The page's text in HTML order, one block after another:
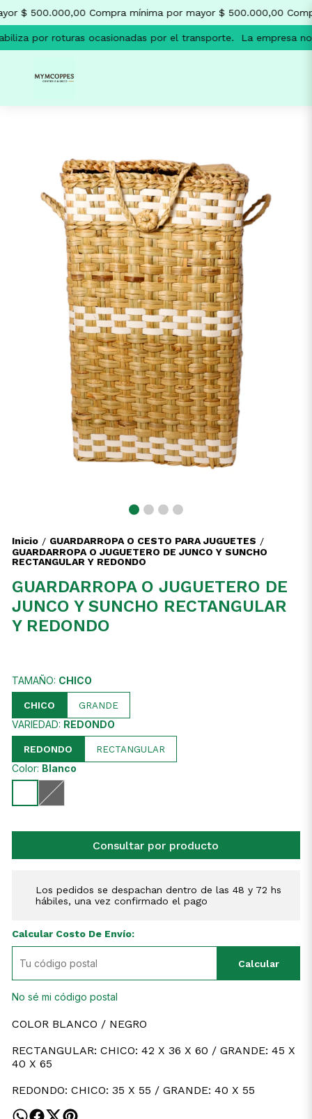
$ 500.000,00 Compra mínima por mayor $ 500.000,00
por roturas ocasionadas por el transporte. La empresa
Inicio / GUARDARROPA O CESTO PARA JUGUETES /
GUARDARROPA O JUGUETERO DE JUNCO Y SUNCHO
RECTANGULAR Y REDONDO
GUARDARROPA O JUGUETERO DE
JUNCO Y SUNCHO RECTANGULAR
Y REDONDO
TAMAÑO: CHICO
CHICO GRANDE
VARIEDAD: REDONDO
REDONDO RECTANGULAR
Color: Blanco
Consultar por producto
Los pedidos se despachan dentro de las 48 y 72 hs
hábiles, una vez confirmado el pago
Calcular Costo De Envío:
Calcular
No sé mi código postal
COLOR BLANCO / NEGRO
RECTANGULAR: CHICO: 42 X 36 X 60 / GRANDE: 45 X
40 X 65
REDONDO: CHICO: 35 X 55 / GRANDE: 40 X 55